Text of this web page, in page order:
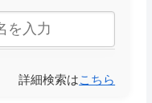
詳細検索はこちら